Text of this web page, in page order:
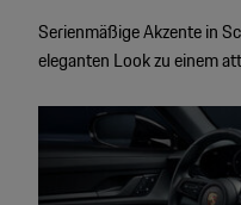
Serienmäßige Akzente in
eleganten Look zu einem